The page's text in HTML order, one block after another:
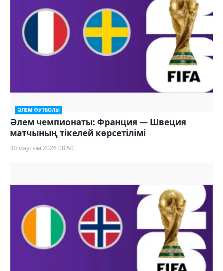
ӘЛЕМ ФУТБОЛЫ
Әлем чемпионаты: Франция — Швеция
матчының тікелей көрсетілімі
30 маусым 2026 08:50